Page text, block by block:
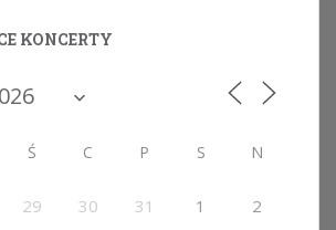
KONCERTY
Ś C P S N
29 30 31 1 2